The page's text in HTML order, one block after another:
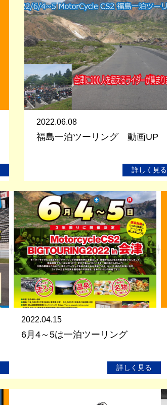
2022.06.08
福島一泊ツーリング 動画UP
詳しく見る
2022.04.15
6月4～5は一泊ツーリング
詳しく見る